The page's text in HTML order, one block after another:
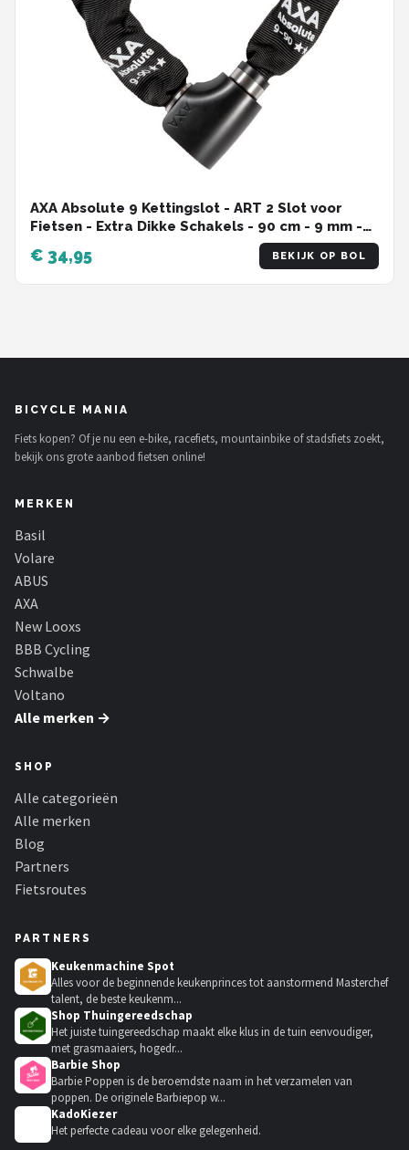
AXA Absolute 9 Kettingslot - ART 2 Slot voor
Fietsen - Extra Dikke Schakels - 90 cm - 9 mm -
€ 34,95 BEKIJK OP BOL
BICYCLE MANIA
Fiets kopen? Of je nu een e-bike, racefiets, mountainbike of stadsfiets zoekt,
bekijk ons grote aanbod fietsen online!
MERKEN
Basil
Volare
ABUS
AXA
New Looxs
BBB Cycling
Schwalbe
Voltano
Alle merken →
SHOP
Alle categorieën
Alle merken
Blog
Partners
Fietsroutes
PARTNERS
Keukenmachine Spot
Alles voor de beginnende keukenprinces tot aanstormend Masterchef
talent, de beste keukenm...
Shop Thuingereedschap
Het juiste tuingereedschap maakt elke klus in de tuin eenvoudiger,
met grasmaaiers, hogedr...
Barbie Shop
Barbie Poppen is de beroemdste naam in het verzamelen van
poppen. De originele Barbiepop w...
KadoKiezer
Het perfecte cadeau voor elke gelegenheid.